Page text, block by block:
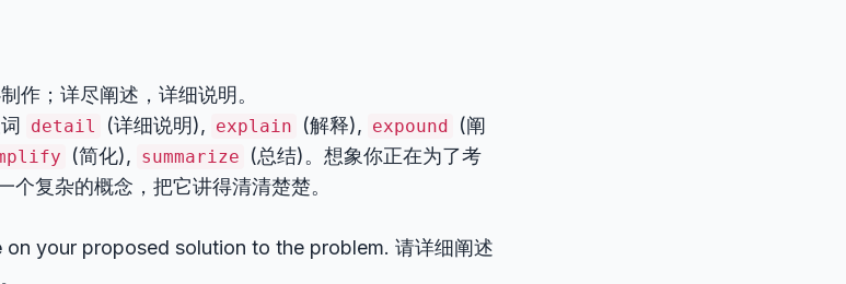
作；详尽阐述，详细说明。
detail (详细说明), explain (解释), expound
(阐
(简化), summarize
(总结)。想象你正在为了考
个复杂的概念，把它讲得清清楚楚。
on your proposed solution to the problem. 请详细阐述